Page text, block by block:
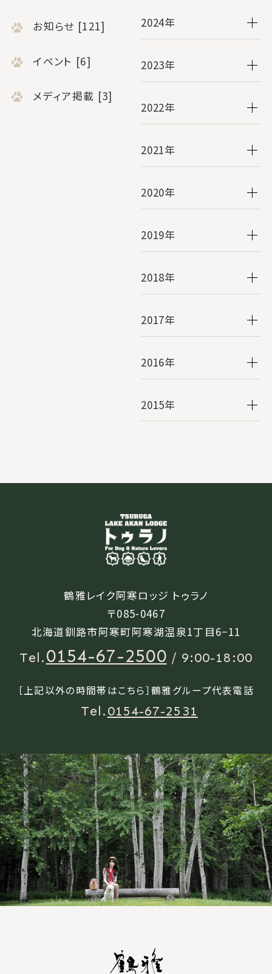
お知らせ [121]
イベント [6]
メディア掲載 [3]
2024年
2023年
2022年
2021年
2020年
2019年
2018年
2017年
2016年
2015年
鶴雅レイク阿寒ロッジ トゥラノ
〒085-0467
北海道釧路市阿寒町阿寒湖温泉1丁目6−11
Tel.0154-67-2500 / 9:00-18:00
［上記以外の時間帯はこちら］鶴雅グループ代表電話
Tel.0154-67-2531